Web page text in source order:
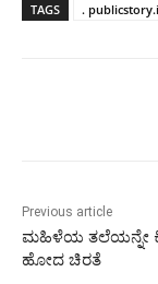
TAGS .
Previous article
ಮಹಿಳೆಯ ತಲೆಯನ್ನೇ
ಹೋದ‌‌ ಚಿರತೆ